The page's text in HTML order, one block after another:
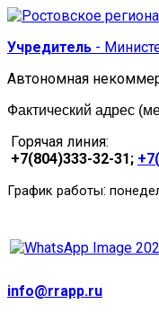
Учредитель -
Автономная
Фактический адрес
Горячая линия:
+7(804)333-32-31;
График работы:
info@rrapp.ru